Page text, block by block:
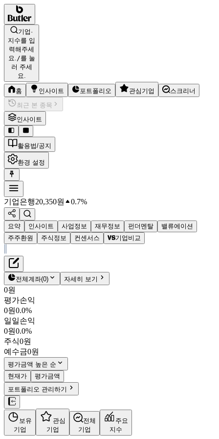
기업·
지수를 입
력해주세
요./를 눌
러 주세
요.
홈 인사이트 포트폴리오 관심기업
스크리너
최근 본 종목
인사이트
활용법/공지
환경 설정
기업은행20,350원 0.7%
요약 인사이트 사업정보 재무정보 펀더멘탈
밸류에이션
주주환원
주식정보 컨센서스 기업비교
기업은행
20,350원
024110
KOSPI
시가총액
PBR0.44
PER6.12
fPER 5.82
배당수익률6.18%
자사주비율-
결산월12월
4분기누적
10년
주재무제표
재무정보
펀더멘탈
밸류에이션
주주환원
컨센서스
주식정보
전체계좌(0) 자세히 보기
0원
평가손익
0원0.0%
일일손익
0원0.0%
주식0원
예수금0원
평가금액 높은 순
현재가
평가금액
포트폴리오 관리하기
보유
기업
관심
기업
전체
기업
주요
지수